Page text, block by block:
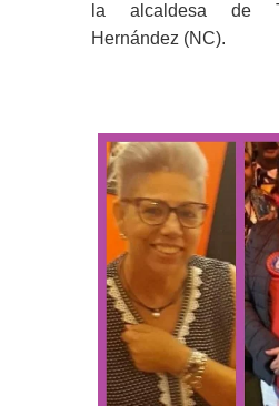
la alcaldesa de
Hernández (NC).